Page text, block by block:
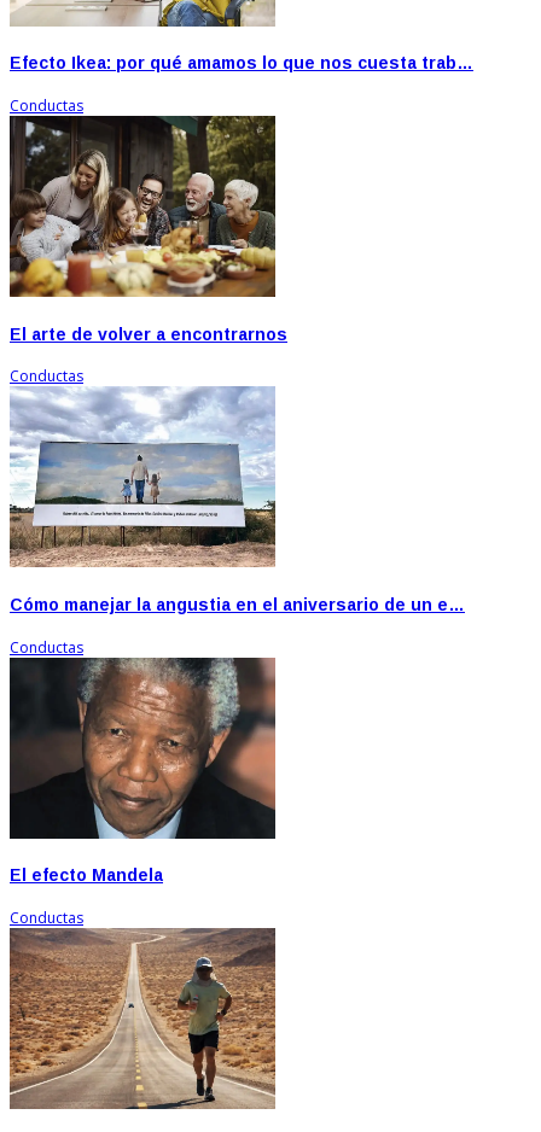
Efecto Ikea: por qué amamos lo que nos cuesta trab…
Conductas
El arte de volver a encontrarnos
Conductas
Cómo manejar la angustia en el aniversario de un e…
Conductas
El efecto Mandela
Conductas